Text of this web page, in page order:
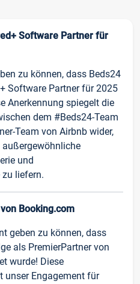
Software Partner für
zu können, dass Beds24
Software Partner für 2025
Anerkennung spiegelt die
dem #Beds24-Team
Team von Airbnb wider,
und
liefern.
Booking.com
geben zu können, dass
als PremierPartner von
wurde! Diese
unser Engagement für